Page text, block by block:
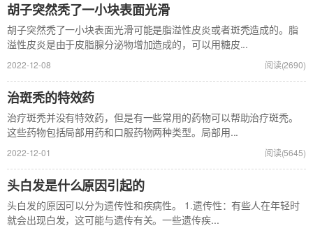
胡子突然秃了一小块表面光滑
胡子突然秃了一小块表面光滑可能是脂溢性皮炎或者斑秃造成的。脂
溢性皮炎是由于皮脂腺分泌物增加造成的，可以用糖皮...
2022-12-08 阅读(2690)
治斑秃的特效药
治疗斑秃并没有特效药，但是有一些常用的药物可以帮助治疗斑秃。
这些药物包括局部用药和口服药物两种类型。局部用...
2022-12-01 阅读(5645)
头白发是什么原因引起的
头白发的原因可以分为遗传性和疾病性。 1.遗传性：有些人在年轻时
就会出现白发，这可能与遗传有关。一些遗传疾...